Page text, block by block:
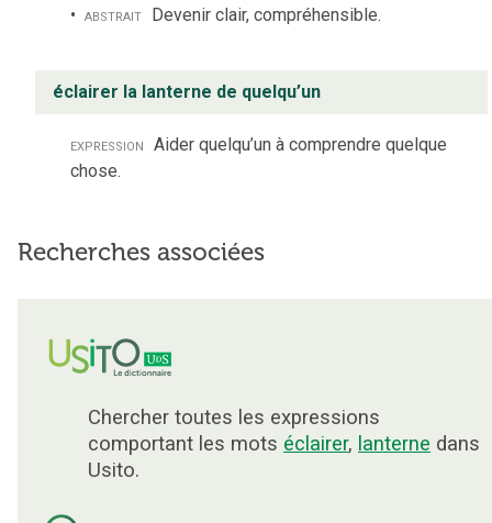
abstrait Devenir clair, compréhensible.
éclairer la lanterne de quelqu’un
expression Aider quelqu’un à comprendre quelque
chose.
Recherches associées
Chercher toutes les expressions
comportant les mots éclairer, lanterne dans
Usito.